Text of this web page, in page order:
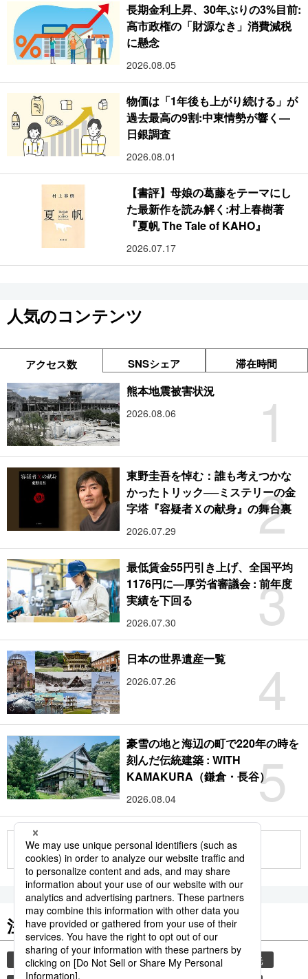
長期金利上昇、30年ぶりの3%目前:
高市政権の「財源なき」消費減税
に懸念
2026.08.05
物価は「1年後も上がり続ける」が
過去最高の9割:中東情勢が響く―
日銀調査
2026.08.01
【書評】母娘の葛藤をテーマにし
た最新作を読み解く:村上春樹著
『夏帆 The Tale of KAHO』
2026.07.17
人気のコンテンツ
アクセス数 SNSシェア 滞在時間
1
熊本地震被害状況
2026.08.06
2
東野圭吾を悼む：誰も考えつかな
かったトリック──ミステリーの金
字塔『容疑者Ｘの献身』の舞台裏
2026.07.29
3
最低賃金55円引き上げ、全国平均
1176円に―厚労省審議会 : 前年度
実績を下回る
2026.07.30
4
日本の世界遺産一覧
2026.07.26
5
豪雪の地と海辺の町で220年の時を
刻んだ伝統建築 : WITH
KAMAKURA（鎌倉・長谷）
2026.08.04
もっと見る
注目のキーワード
共同通信ニュース 気象・災害 災害
観光